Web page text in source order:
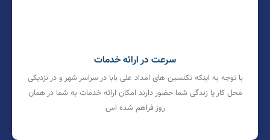
سرعت در ارائه خدمات
با توجه به اینکه تکنسین های امداد علی بابا در سراسر شهر و در نزدیکی
محل کار یا زندگی شما حضور دارند امکان ارائه خدمات به شما در همان
روز فراهم شده اس